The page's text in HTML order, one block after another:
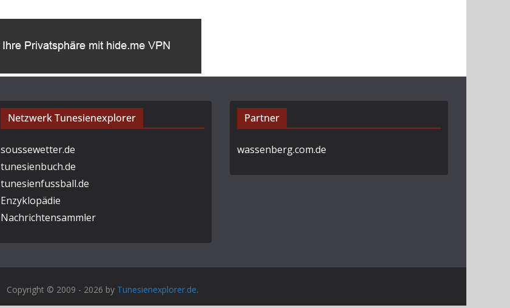
Netzwerk Tunesienexplorer
soussewetter.de
tunesienbuch.de
tunesienfussball.de
Enzyklopädie
Nachrichtensammler
Partner
wassenberg.com.de
Copyright © 2009 - 2026 by Tunesienexplorer.de.